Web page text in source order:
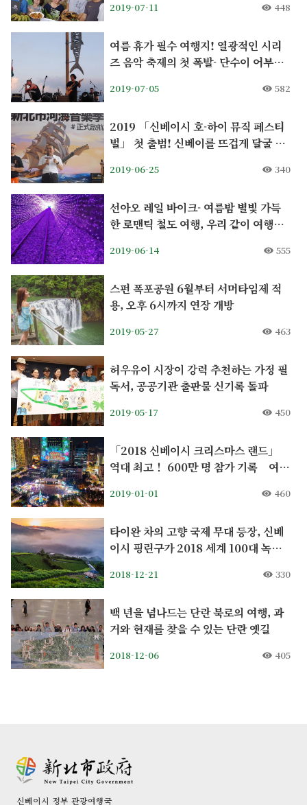
2019-07-11 448
여름 휴가 필수 여행지! 열광적인 시리
즈 음악 축제의 첫 폭발- 단수이 어부의
2019-07-05 582
2019 「신베이시 호-하이 뮤직 페스티
벌」 첫 출범! 신베이를 뜨겁게 달굴 강
+단수이 어부의 무대
2019-06-25 340
선아오 레일 바이크- 여름밤 별빛 가득
한 로맨틱 철도 여행, 우리 같이 여행가
2019-06-14 555
스펀 폭포공원 6월부터 서머타임제 적
용, 오후 6시까지 연장 개방
2019-05-27 463
허우유이 시장이 강력 추천하는 가정 필
독서, 공공기관 출판물 신기록 돌파
2019-05-17 450
「2018 신베이시 크리스마스 랜드」
역대 최고！ 600만 명 참가 기록 여러
2019-01-01 460
타이완 차의 고향 국제 무대 등장, 신베
이시 핑린구가 2018 세계 100대 녹색
2018-12-21 330
백 년을 넘나드는 단란 북로의 여행, 과
거와 현재를 찾을 수 있는 단란 옛길
2018-12-06 405
신베이시 정부 관광여행국